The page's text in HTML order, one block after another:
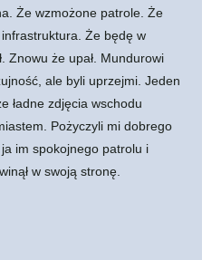
Że wzmożone patrole. Że
Że będę w
Znowu że upał. Mundurowi
ale byli uprzejmi. Jeden
ładne zdjęcia wschodu
Pożyczyli mi dobrego
im spokojnego patrolu i
w swoją stronę.